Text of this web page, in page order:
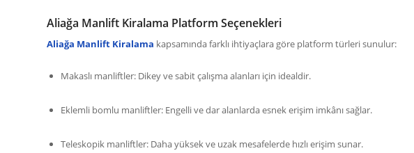
Aliağa Manlift Kiralama Platform Seçenekleri
Aliağa Manlift Kiralama kapsamında farklı ihtiyaçlara göre platform türleri sunulur:
Makaslı manliftler: Dikey ve sabit çalışma alanları için idealdir.
Eklemli bomlu manliftler: Engelli ve dar alanlarda esnek erişim imkânı sağlar.
Teleskopik manliftler: Daha yüksek ve uzak mesafelerde hızlı erişim sunar.